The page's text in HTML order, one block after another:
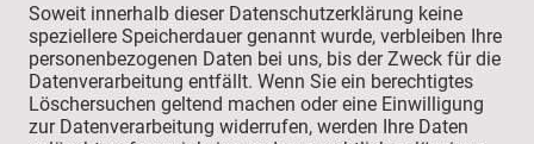
Soweit innerhalb dieser Datenschutzerklärung keine
speziellere Speicherdauer genannt wurde, verbleiben Ihre
personenbezogenen Daten bei uns, bis der Zweck für die
Datenverarbeitung entfällt. Wenn Sie ein berechtigtes
Löschersuchen geltend machen oder eine Einwilligung
zur Datenverarbeitung widerrufen, werden Ihre Daten